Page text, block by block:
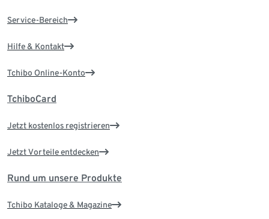
Service-Bereich
Hilfe & Kontakt
Tchibo Online-Konto
TchiboCard
Jetzt kostenlos registrieren
Jetzt Vorteile entdecken
Rund um unsere Produkte
Tchibo Kataloge & Magazine